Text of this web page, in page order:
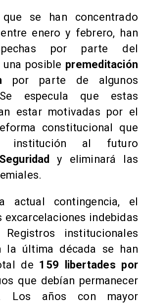
se han concentrado
enero y febrero, han
por parte del
posible premeditación
por parte de algunos
especula que estas
estar motivadas por el
constitucional que
institución al futuro
y eliminará las
actual contingencia, el
excarcelaciones indebidas
institucionales
la última década se han
de 159 libertades por
que debían permanecer
Los años con mayor